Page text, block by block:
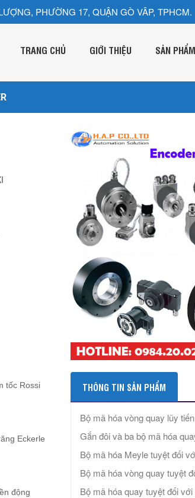
PHƯỜNG 17, QUẬN GÒ VÂP, TPHCM.
TRANG CHỦ GIỚI THIỆU SẢN PHẨM
THÔNG TIN SẢN PHẨM
Bộ mã hóa vòng quay lũy
Gắn đôi và ba bộ mã hóa
Bộ mã hóa Meyle tuyệt đối
Bộ mã hóa vòng quay tuyệt
Bộ mã hóa quay tuyệt đối
tốc Rossi
Eckerle
động